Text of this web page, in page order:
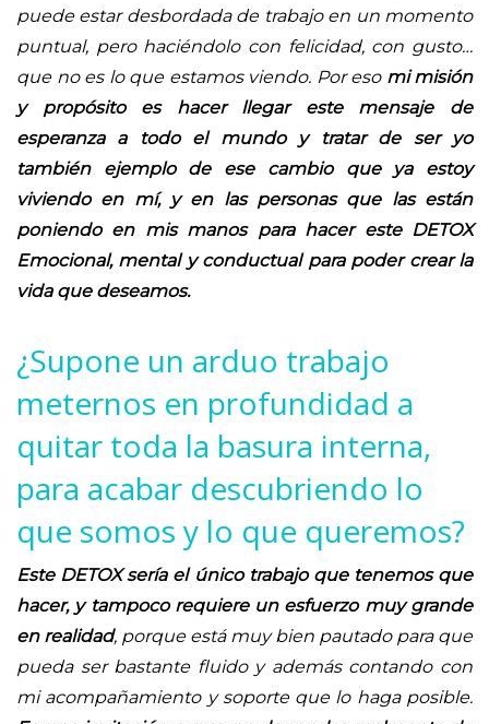
puede estar desbordada de trabajo en un momento
puntual, pero haciéndolo con felicidad, con gusto…
que no es lo que estamos viendo. Por eso mi misión
y propósito es hacer llegar este mensaje de
esperanza a todo el mundo y tratar de ser yo
también ejemplo de ese cambio que ya estoy
viviendo en mí, y en las personas que las están
poniendo en mis manos para hacer este DETOX
Emocional, mental y conductual para poder crear la
vida que deseamos.
¿Supone un arduo trabajo
meternos en profundidad a
quitar toda la basura interna,
para acabar descubriendo lo
que somos y lo que queremos?
Este DETOX sería el único trabajo que tenemos que
hacer, y tampoco requiere un esfuerzo muy grande
en realidad, porque está muy bien pautado para que
pueda ser bastante fluido y además contando con
mi acompañamiento y soporte que lo haga posible.